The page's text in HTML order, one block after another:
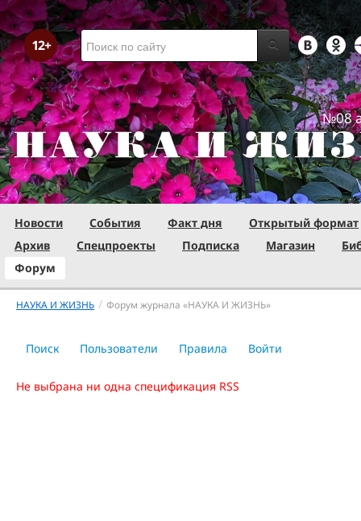
№08
Новости События Факт дня
Открытый формат
Архив
Спецпроекты Подписка Магазин
Форум
НАУКА И ЖИЗНЬ / Форум журнала «НАУКА И ЖИЗНЬ»
Поиск Пользователи Правила Войти
Не выбрана ни одна спецификация RSS